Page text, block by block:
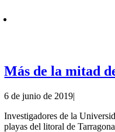
Más de la mitad
6 de junio de 2019|
Investigadores de la
playas del litoral de